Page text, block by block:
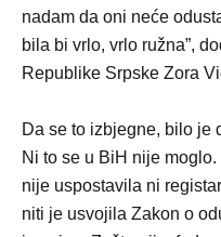
nadam da oni neće
bila bi vrlo, vrlo ružna”,
Republike Srpske Zora
Da se to izbjegne, bilo je
Ni to se u BiH nije
nije uspostavila ni
niti je usvojila Zakon o